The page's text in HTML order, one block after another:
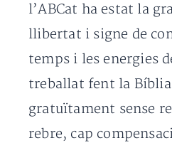
l’ABCat ha estat la
llibertat i signe de
temps i les energies
treballat fent la
gratuïtament sense
rebre, cap